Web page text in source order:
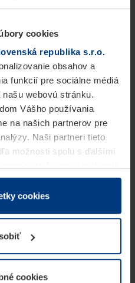
cookies
republika s.r.o.
obsahov a
funkcií pre sociálne médiá
webovú stránku.
Vášho používania
na našich partnerov pre
Naši partneri tieto
možnosti spolu s ďalšími
cookies ukladať na Vašom
ostatné typy cookie
Vaše povolenie môžete
vo vysvetlení cookie
cookies
cookies